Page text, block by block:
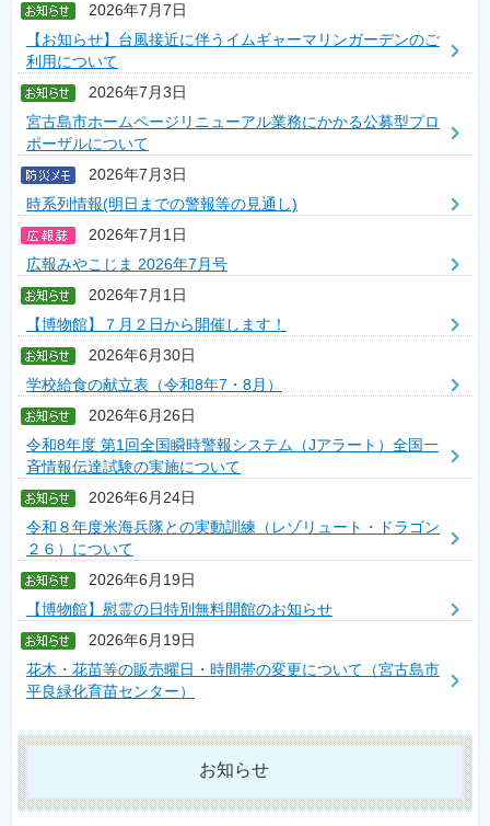
2026年7月7日
【お知らせ】台風接近に伴うイムギャーマリンガーデンのご
利用について
2026年7月3日
宮古島市ホームページリニューアル業務にかかる公募型プロ
ポーザルについて
2026年7月3日
時系列情報(明日までの警報等の見通し)
2026年7月1日
広報みやこじま 2026年7月号
2026年7月1日
【博物館】７月２日から開催します！
2026年6月30日
学校給食の献立表（令和8年7・8月）
2026年6月26日
令和8年度 第1回全国瞬時警報システム（Jアラート）全国一
斉情報伝達試験の実施について
2026年6月24日
令和８年度米海兵隊との実動訓練（レゾリュート・ドラゴン
２６）について
2026年6月19日
【博物館】慰霊の日特別無料開館のお知らせ
2026年6月19日
花木・花苗等の販売曜日・時間帯の変更について（宮古島市
平良緑化育苗センター）
お知らせ